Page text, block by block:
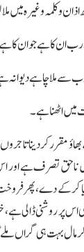
و کلمہ وغیرہ
ان کا ہے جو ان کا
ملا چاہے دیوانہ
اٹھنا ہے۔
مقرر کردینا
تصرف ہے اور
کرکے دے،پھر
اس پر روشنی ڈالی
مال بہت ہی گراں ملے